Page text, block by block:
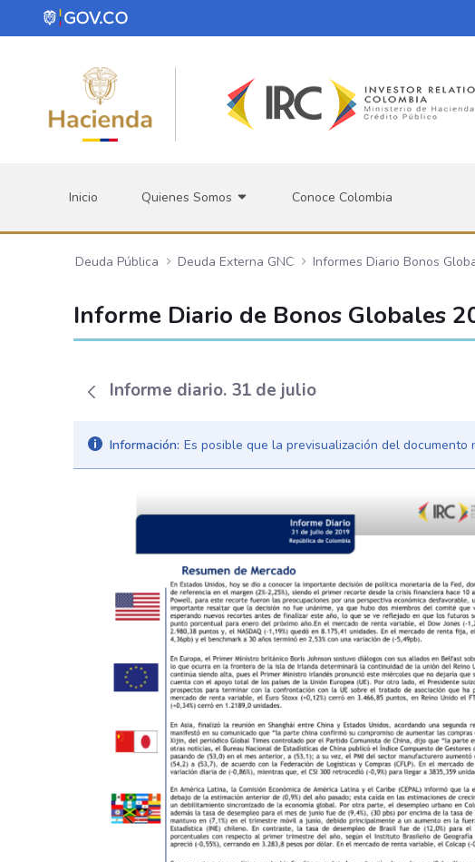
Saltar al contenido principal
Inicio Quienes Somos Conoce Colombia
Deuda Pública Deuda Externa GNC Informes Diario Bonos
Informe Diario de Bonos Globales
Informe diario. 31 de julio
Información: Es posible que la previsualización del documento